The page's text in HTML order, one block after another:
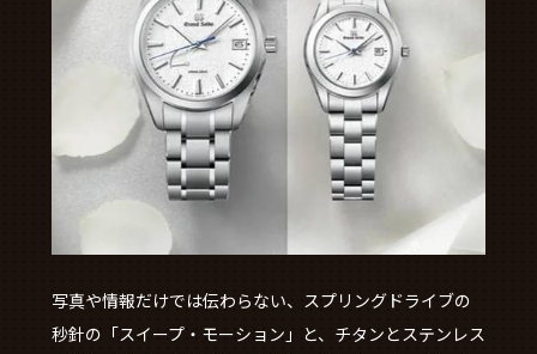
写真や情報だけでは伝わらない、スプリングドライブの
秒針の「スイープ・モーション」と、チタンとステンレス